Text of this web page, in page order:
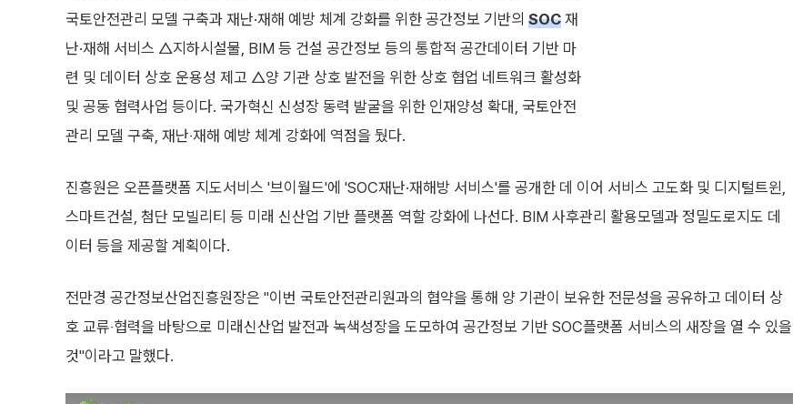
국토안전관리 모델 구축과 재난·재해 예방 체계 강화를 위한 공간정보 기반의 SOC 재
난·재해 서비스 △지하시설물, BIM 등 건설 공간정보 등의 통합적 공간데이터 기반 마
련 및 데이터 상호 운용성 제고 △양 기관 상호 발전을 위한 상호 협업 네트워크 활성화
및 공동 협력사업 등이다. 국가혁신 신성장 동력 발굴을 위한 인재양성 확대, 국토안전
관리 모델 구축, 재난‧재해 예방 체계 강화에 역점을 뒀다.
진흥원은 오픈플랫폼 지도서비스 '브이월드'에 'SOC재난·재해방 서비스'를 공개한 데 이어 서비스 고도화 및 디지털트윈,
스마트건설, 첨단 모빌리티 등 미래 신산업 기반 플랫폼 역할 강화에 나선다. BIM 사후관리 활용모델과 정밀도로지도 데
이터 등을 제공할 계획이다.
전만경 공간정보산업진흥원장은 "이번 국토안전관리원과의 협약을 통해 양 기관이 보유한 전문성을 공유하고 데이터 상
호 교류‧협력을 바탕으로 미래신산업 발전과 녹색성장을 도모하여 공간정보 기반 SOC플랫폼 서비스의 새장을 열 수 있을
것"이라고 말했다.